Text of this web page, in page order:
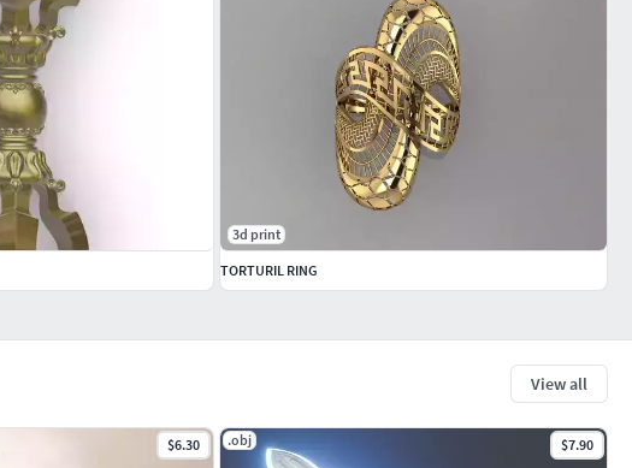
View all
$6.30 .obj $7.90
3d print
TORTURIL RING